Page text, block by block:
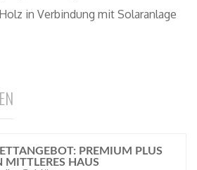
in Verbindung mit Solaranlage
PREMIUM PLUS
MITTLERES HAUS